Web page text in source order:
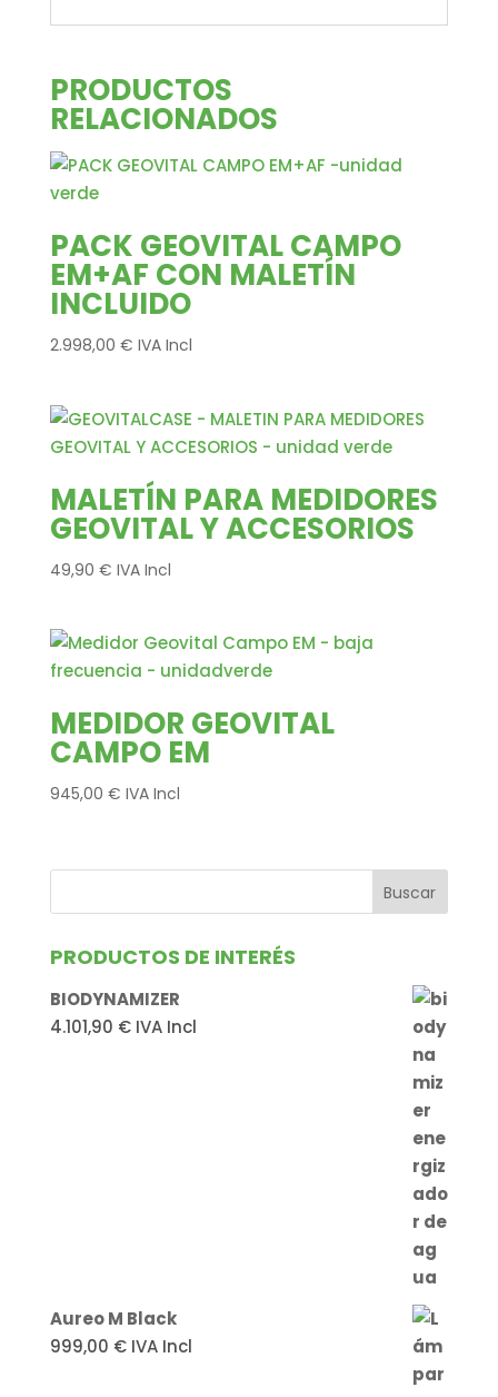
PRODUCTOS
RELACIONADOS
PACK GEOVITAL CAMPO
EM+AF CON MALETÍN
INCLUIDO
2.998,00 € IVA Incl
MALETÍN PARA MEDIDORES
GEOVITAL Y ACCESORIOS
49,90 € IVA Incl
MEDIDOR GEOVITAL
CAMPO EM
945,00 € IVA Incl
PRODUCTOS DE INTERÉS
BIODYNAMIZER
4.101,90 € IVA Incl
Aureo M Black
999,00 € IVA Incl